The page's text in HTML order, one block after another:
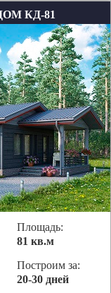
КД-81
Площадь:
81 кв.м
Построим за:
20-30 дней